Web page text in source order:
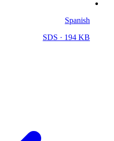
Spanish
SDS · 194 KB